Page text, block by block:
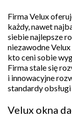
Firma Velux
każdy, nawet
siebie najlepsze
niezawodne
kto ceni sobie
Firma stale się
i innowacyjne
standardy
Velux okna